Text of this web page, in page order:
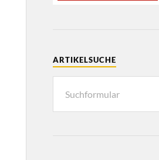
ARTIKELSUCHE